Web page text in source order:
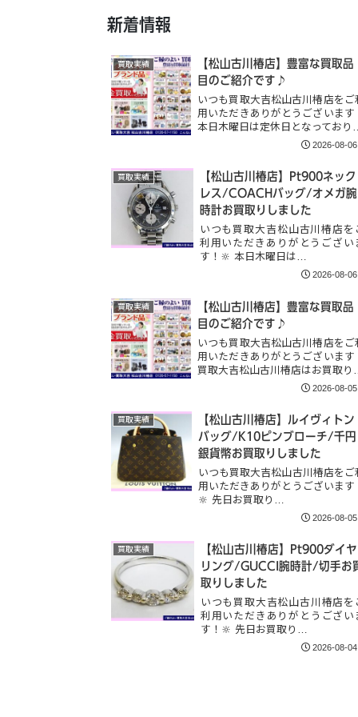
新着情報
買取実績
【松山古川椿店】豊富な買取品
目のご紹介です♪
いつも買取大吉松山古川椿店をご
用いただきありがとうございます
本日木曜日は定休日となっており
2026-08-06
買取実績
【松山古川椿店】Pt900ネック
レス/COACHバッグ/オメガ腕
時計お買取りしました
いつも買取大吉松山古川椿店を
利用いただきありがとうござい
す！🔆 本日木曜日は…
2026-08-06
買取実績
【松山古川椿店】豊富な買取品
目のご紹介です♪
いつも買取大吉松山古川椿店をご
用いただきありがとうございます
買取大吉松山古川椿店はお買取り…
2026-08-05
買取実績
【松山古川椿店】ルイヴィトン
バッグ/K10ピンブローチ/千円
銀貨幣お買取りしました
いつも買取大吉松山古川椿店をご
用いただきありがとうございます
🔆 先日お買取り…
2026-08-05
買取実績
【松山古川椿店】Pt900ダイヤ
リング/GUCCI腕時計/切手お
取りしました
いつも買取大吉松山古川椿店を
利用いただきありがとうござい
す！🔆 先日お買取り…
2026-08-04